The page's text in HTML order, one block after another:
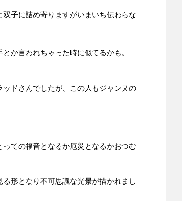
子に詰め寄りますがいまいち伝わらな
か言われちゃった時に似てるかも。
ドさんでしたが、この人もジャンヌの
ての福音となるか厄災となるかおつむ
形となり不可思議な光景が描かれまし